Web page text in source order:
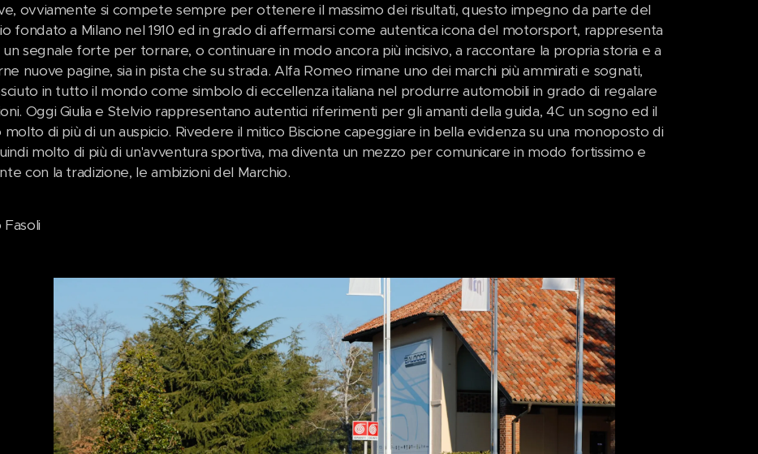
ovviamente si compete sempre per ottenere il massimo dei risultati, questo impegno da parte del
fondato a Milano nel 1910 ed in grado di affermarsi come autentica icona del motorsport, rappresenta
un segnale forte per tornare, o continuare in modo ancora più incisivo, a raccontare la propria storia e a
nuove pagine, sia in pista che su strada. Alfa Romeo rimane uno dei marchi più ammirati e sognati,
in tutto il mondo come simbolo di eccellenza italiana nel produrre automobili in grado di regalare
Oggi Giulia e Stelvio rappresentano autentici riferimenti per gli amanti della guida, 4C un sogno ed il
di più di un auspicio. Rivedere il mitico Biscione capeggiare in bella evidenza su una monoposto di
molto di più di un'avventura sportiva, ma diventa un mezzo per comunicare in modo fortissimo e
con la tradizione, le ambizioni del Marchio.